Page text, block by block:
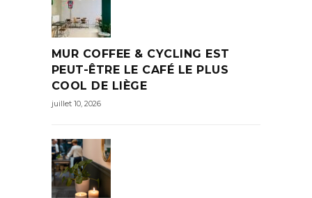
MUR COFFEE & CYCLING EST
PEUT-ÊTRE LE CAFÉ LE PLUS
COOL DE LIÈGE
juillet 10, 2026